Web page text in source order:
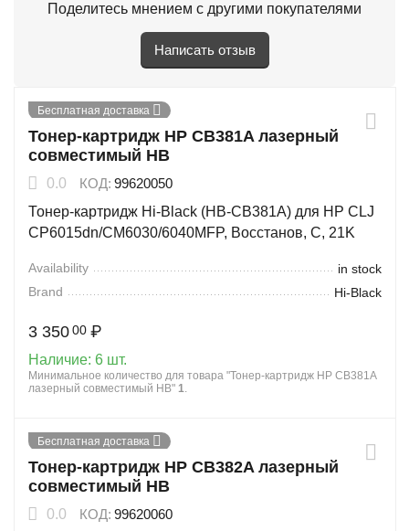
Поделитесь мнением с другими покупателями
Написать отзыв
Бесплатная доставка
Тонер-картридж HP CB381A лазерный
совместимый HB
0.0 КОД: 99620050
Тонер-картридж Hi-Black (HB-CB381A) для HP CLJ
CP6015dn/CM6030/6040MFP, Восстанов, C, 21K
Availability
in stock
Brand
Hi-Black
3 350 00 ₽
Наличие: 6 шт.
Минимальное количество для товара "Тонер-картридж HP CB381A
лазерный совместимый HB" 1.
Бесплатная доставка
Тонер-картридж HP CB382A лазерный
совместимый HB
0.0 КОД: 99620060